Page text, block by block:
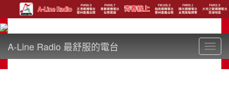
A-Line Radio 最舒服的電台